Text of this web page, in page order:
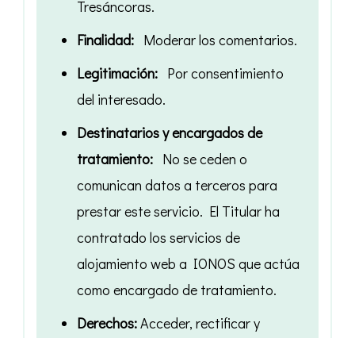
Tresáncoras.
Finalidad:Moderar los comentarios.
Legitimación:Por consentimiento
del interesado.
Destinatarios y encargados de
tratamiento:No se ceden o
comunican datos a terceros para
prestar este servicio. El Titular ha
contratado los servicios de
alojamiento web a IONOS que actúa
como encargado de tratamiento.
Derechos:Acceder, rectificar y